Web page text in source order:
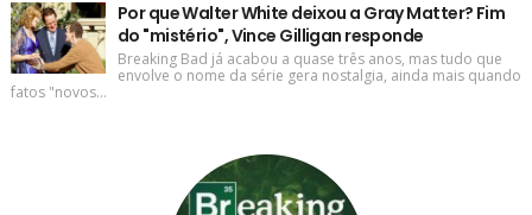
Por que Walter White deixou a Gray Matter? Fim
do "mistério", Vince Gilligan responde
Breaking Bad já acabou a quase três anos, mas tudo que
envolve o nome da série gera nostalgia, ainda mais quando
fatos "novos...